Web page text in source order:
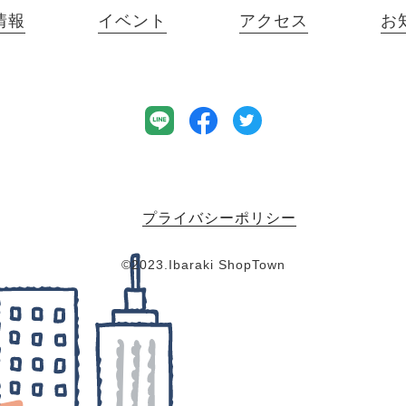
報 イベント アクセス お
プライバシーポリシー
©︎2023.Ibaraki ShopTown